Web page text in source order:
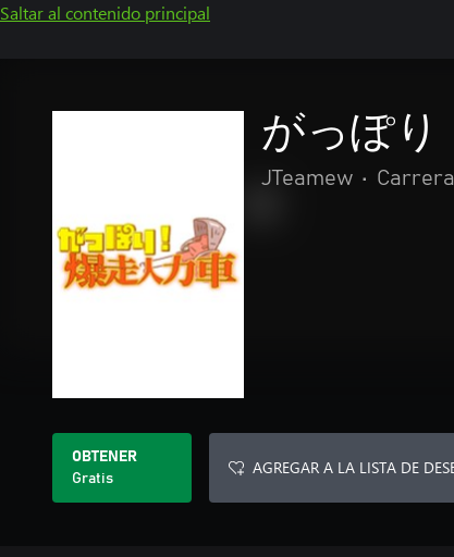
Saltar al contenido principal
がっぽり
JTeamew •
OBTENER
Gratis
AGREGAR A LA LISTA DE